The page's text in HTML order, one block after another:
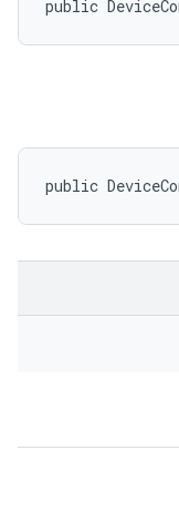
public
public